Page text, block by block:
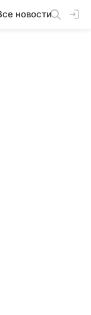
новости